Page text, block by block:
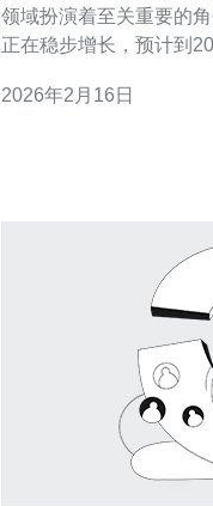
领域扮演着至关重要的
正在稳步增长，预计到
推动。 台湾机房的设计和建设需要考虑多个因素，包括服
2026年2月16日